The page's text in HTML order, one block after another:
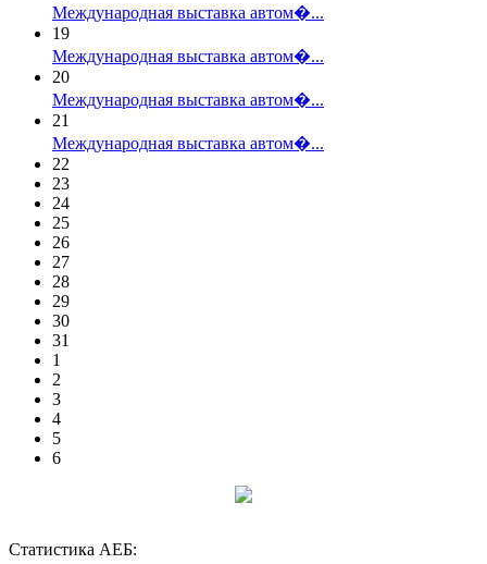
Международная выставка автом�...
19
Международная выставка автом�...
20
Международная выставка автом�...
21
Международная выставка автом�...
22
23
24
25
26
27
28
29
30
31
1
2
3
4
5
6
Статистика АЕБ: